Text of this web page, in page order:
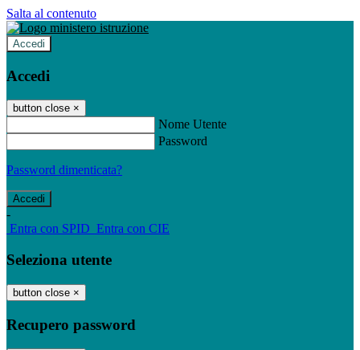
Salta al contenuto
Accedi
Accedi
button close ×
Nome Utente
Password
Password dimenticata?
-
Entra con SPID Entra con CIE
Seleziona utente
button close ×
Recupero password